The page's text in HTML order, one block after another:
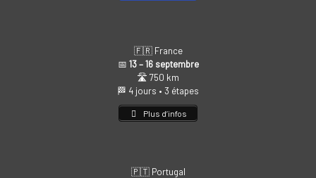
🇫🇷 France
📅 13 – 16 septembre
🛣️ 750 km
🏁 4 jours • 3 étapes
Plus d’infos
🇵🇹 Portugal